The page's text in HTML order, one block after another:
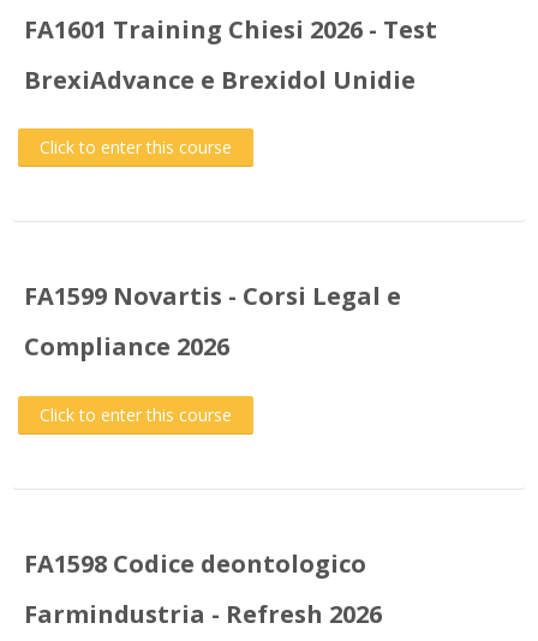
FA1601 Training Chiesi 2026 - Test
BrexiAdvance e Brexidol Unidie
Click to enter this course
FA1599 Novartis - Corsi Legal e
Compliance 2026
Click to enter this course
FA1598 Codice deontologico
Farmindustria - Refresh 2026